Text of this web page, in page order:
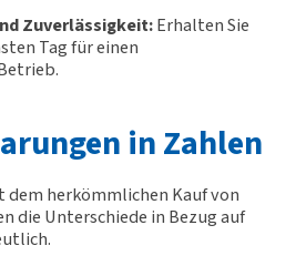
Zuverlässigkeit:Erhalten Sie
Tag für einen
in Zahlen
herkömmlichen Kauf von
die Unterschiede in Bezug auf